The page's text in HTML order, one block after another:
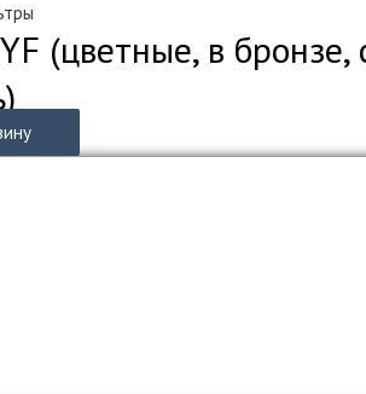
(цветные, в бронзе,